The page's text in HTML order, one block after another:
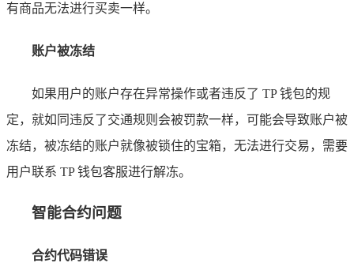
有商品无法进行买卖一样。
账户被冻结
如果用户的账户存在异常操作或者违反了 TP 钱包的规
定，就如同违反了交通规则会被罚款一样，可能会导致账户被
冻结，被冻结的账户就像被锁住的宝箱，无法进行交易，需要
用户联系 TP 钱包客服进行解冻。
智能合约问题
合约代码错误